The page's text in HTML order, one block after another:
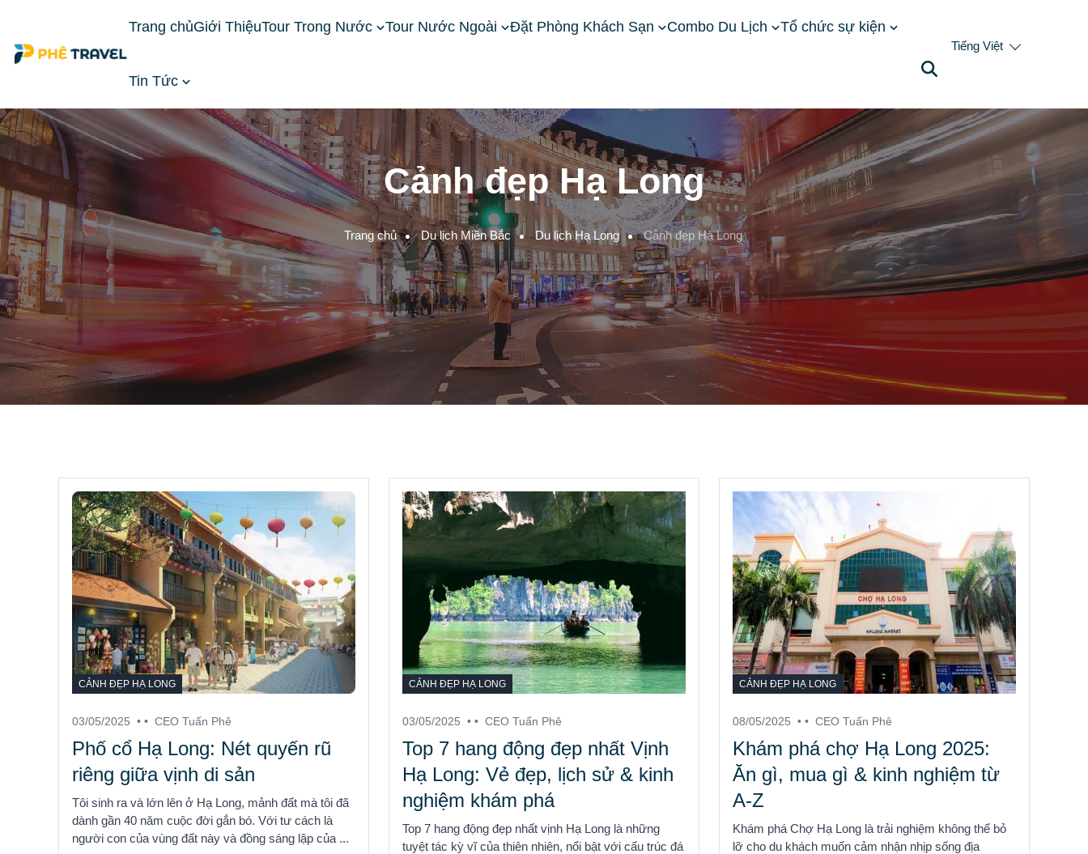
Trang chủGiới ThiệuTour Trong Nước Tour Nước Ngoài Đặt Phòng Khách Sạn Combo Du Lịch Tổ chức sự kiện
Tin Tức
Tiếng Việt
Cảnh đẹp Hạ Long
Trang chủ Du lịch Miền Bắc Du lịch Hạ Long Cảnh đẹp Hạ Long
CẢNH ĐẸP HẠ LONG
03/05/2025 • • CEO Tuấn Phê
Phố cổ Hạ Long: Nét quyến rũ
riêng giữa vịnh di sản
Tôi sinh ra và lớn lên ở Hạ Long, mảnh đất mà tôi đã
dành gần 40 năm cuộc đời gắn bó. Với tư cách là
người con của vùng đất này và đồng sáng lập của ...
CẢNH ĐẸP HẠ LONG
03/05/2025 • • CEO Tuấn Phê
Top 7 hang động đẹp nhất Vịnh
Hạ Long: Vẻ đẹp, lịch sử & kinh
nghiệm khám phá
Top 7 hang động đẹp nhất vịnh Hạ Long là những
tuyệt tác kỳ vĩ của thiên nhiên, nổi bật với cấu trúc đá
CẢNH ĐẸP HẠ LONG
08/05/2025 • • CEO Tuấn Phê
Khám phá chợ Hạ Long 2025:
Ăn gì, mua gì & kinh nghiệm từ
A-Z
Khám phá Chợ Hạ Long là trải nghiệm không thể bỏ
lỡ cho du khách muốn cảm nhận nhịp sống địa